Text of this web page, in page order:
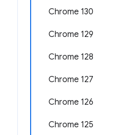
Chrome 130
Chrome 129
Chrome 128
Chrome 127
Chrome 126
Chrome 125